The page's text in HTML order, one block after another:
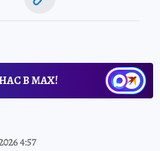
В МАХ!
4:57